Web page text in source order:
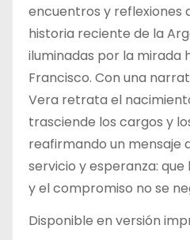
encuentros y reflexiones
historia reciente de la
iluminadas por la mirada
Francisco. Con una
Vera retrata el
trasciende los cargos y
reafirmando un mensaje
servicio y esperanza:
y el compromiso no se
Disponible en versión